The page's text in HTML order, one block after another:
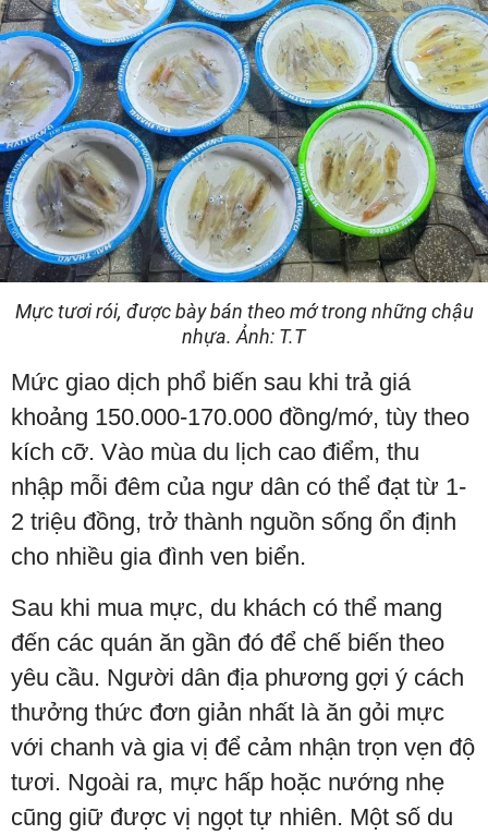
Mực tươi rói, được bày bán theo mớ trong những chậu
nhựa. Ảnh: T.T
Mức giao dịch phổ biến sau khi trả giá
khoảng 150.000-170.000 đồng/mớ, tùy theo
kích cỡ. Vào mùa du lịch cao điểm, thu
nhập mỗi đêm của ngư dân có thể đạt từ 1-
2 triệu đồng, trở thành nguồn sống ổn định
cho nhiều gia đình ven biển.
Sau khi mua mực, du khách có thể mang
đến các quán ăn gần đó để chế biến theo
yêu cầu. Người dân địa phương gợi ý cách
thưởng thức đơn giản nhất là ăn gỏi mực
với chanh và gia vị để cảm nhận trọn vẹn độ
tươi. Ngoài ra, mực hấp hoặc nướng nhẹ
cũng giữ được vị ngọt tự nhiên. Một số du